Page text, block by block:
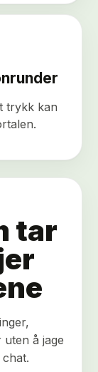
trykk kan
tar
å jage